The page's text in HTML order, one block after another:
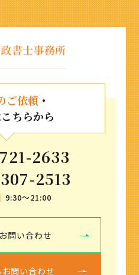
ご依頼 ・
ちらから
2633
2513
9:30〜21:00
問い合わせ
問い合わせ